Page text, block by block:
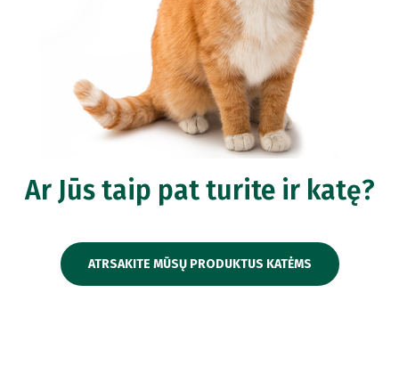
Ar Jūs taip pat turite ir katę?
ATRSAKITE MŪSŲ PRODUKTUS KATĖMS